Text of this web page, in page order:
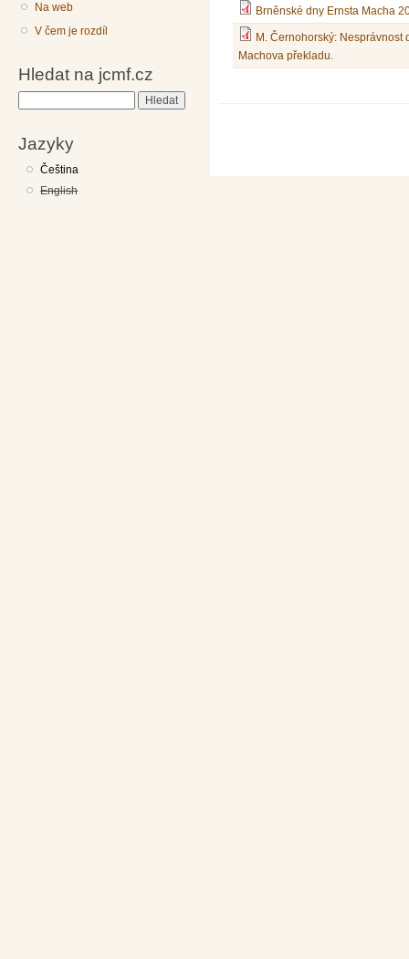
Na web
V čem je rozdíl
Hledat na jcmf.cz
Jazyky
Čeština
English
Brněnské dny Ernsta Macha
M. Černohorský:
Machova překladu.